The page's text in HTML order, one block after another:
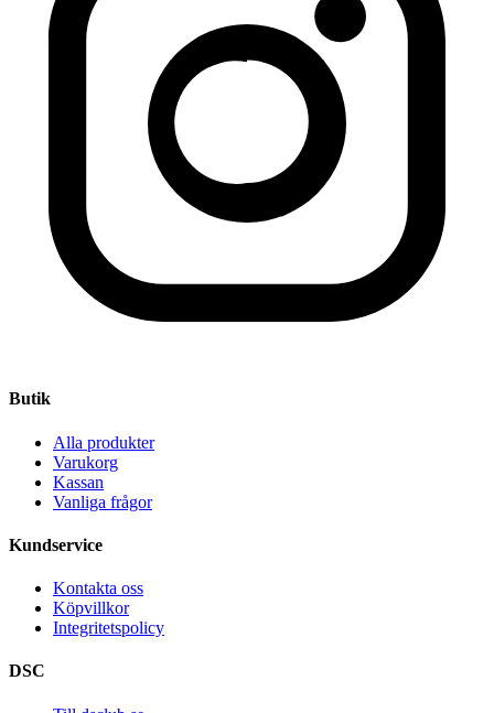
Butik
Alla produkter
Varukorg
Kassan
Vanliga frågor
Kundservice
Kontakta oss
Köpvillkor
Integritetspolicy
DSC